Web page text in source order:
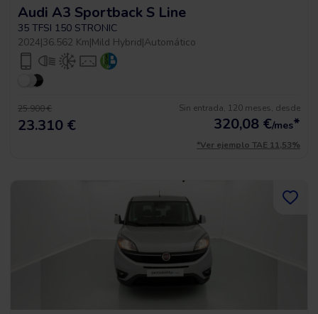
Audi A3 Sportback S Line
35 TFSI 150 STRONIC
2024|36.562 Km|Mild Hybrid|Automático
25.900 €
23.310 €
Sin entrada, 120 meses, desde
320,08 €/mes*
*Ver ejemplo TAE 11,53%